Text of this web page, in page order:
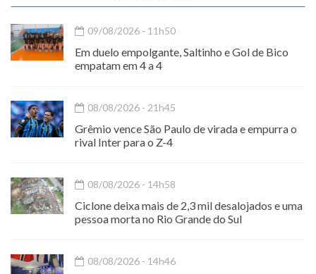
09/08/2026 - 11h50
Em duelo empolgante, Saltinho e Gol de Bico
empatam em 4 a 4
08/08/2026 - 21h45
Grêmio vence São Paulo de virada e empurra o
rival Inter para o Z-4
08/08/2026 - 14h58
Ciclone deixa mais de 2,3 mil desalojados e uma
pessoa morta no Rio Grande do Sul
08/08/2026 - 14h46